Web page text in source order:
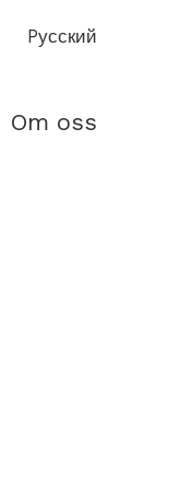
Pусский
Om oss